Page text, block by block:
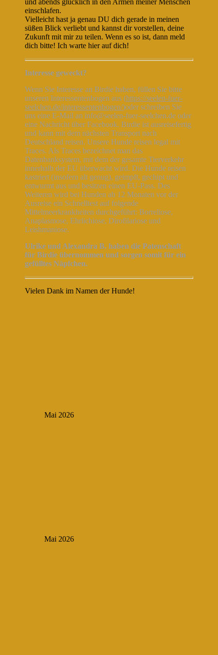
einschlafen.
Vielleicht hast ja genau DU dich gerade in meinen
süßen Blick verliebt und kannst dir vorstellen, deine
Zukunft mit mir zu teilen. Wenn es so ist, dann meld
dich bitte! Ich warte hier auf dich!
Interesse geweckt?
Wenn Sie Interesse an Birdie haben, füllen Sie bitte
unseren Interessentenbogen aus (https://seelen-fuer-
seelchen.de/interessentenbogen/)oder schreiben Sie
uns eine E-Mail an info@seelen-fuer-seelchen.de oder
eine Nachricht über Facebook. Birdie ist ausreisefertig
und kann mit dem nächsten Transport nach
Deutschland reisen. Unsere Hunde reisen legal mit
Traces. Als Traces bezeichnet man das
Datenbanksystem, mit dem der gesamte Tierverkehr
innerhalb der EU überwacht wird. Die Hunde reisen
kastriert (insofern alt genug), geimpft, gechipt und
entwurmt aus und besitzen einen EU-Pass. Des
Weiteren wird bei Hunden ab 12 Monaten vor der
Ausreise ein Schnelltest auf folgende
Mittelmeerkrankheiten durchgeführt: Borreliose,
Anaplasmose, Ehrlichiose, Dirofilariose und
Leishmaniose.
Ulrike und Alexandra B. haben die Patenschaft
für Birdie übernommen und sorgen somit für ein
gefülltes Näpfchen.
Vielen Dank im Namen der Hunde!
Mai 2026
Mai 2026